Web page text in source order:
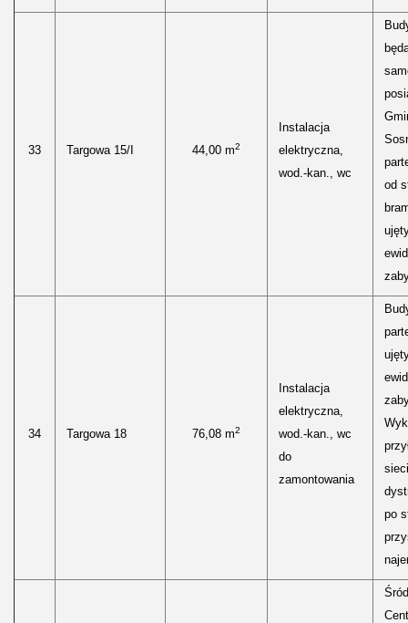
33 Targowa 15/I 44,00 m2
Instalacja
elektryczna,
wod.-kan., wc
od
34 Targowa 18 76,08 m2
Instalacja
elektryczna,
wod.-kan., wc
do
zamontowania
sieci
po